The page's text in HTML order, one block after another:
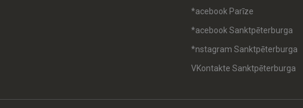
*acebook Parīze
*acebook Sanktpēterburga
*nstagram Sanktpēterburga
VKontakte Sanktpēterburga